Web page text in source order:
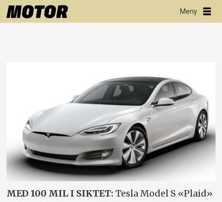
MED 100 MIL I SIKTET: Tesla Model S «Plaid»